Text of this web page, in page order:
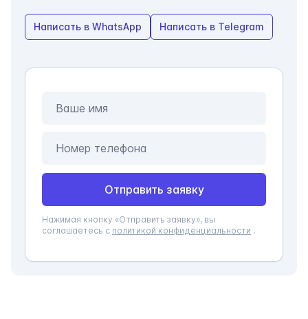
Написать в WhatsApp Написать в Telegram
Отправить заявку
Нажимая кнопку «Отправить заявку», вы
соглашаетесь с политикой конфиденциальности .